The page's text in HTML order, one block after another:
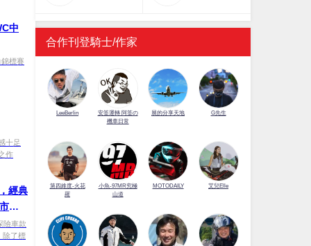
中
標賽
十足
作
經典
險車款
除了標
合作刊登騎士/作家
LeeBerlin
安筌運轉 阿筌の
機車日常
展的分享天地 G先生
第四維度-火花
羅
小魚-97MR究極
山道
MOTODAILY 艾兒Elle